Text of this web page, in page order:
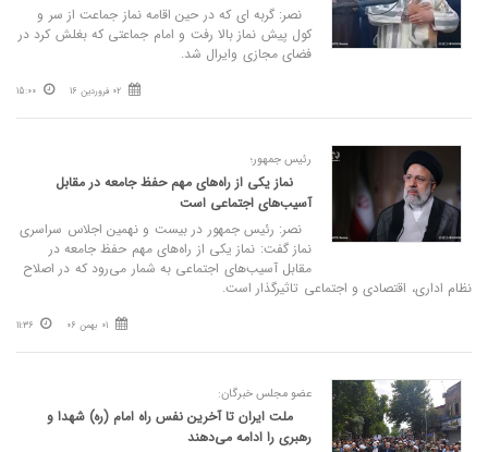
نصر: گربه ای که در حین اقامه نماز جماعت از سر و
کول پیش نماز بالا رفت و امام جماعتی که بغلش کرد در
فضای مجازی وایرال شد.
02 فروردین 16 15:00
رئیس جمهور؛
نماز یکی از راه‌های مهم حفظ جامعه در مقابل
آسیب‌های اجتماعی است
نصر: رئیس جمهور در بیست و نهمین اجلاس سراسری
نماز گفت: نماز یکی از راه‌های مهم حفظ جامعه در
مقابل آسیب‌های اجتماعی به شمار می‌رود که در اصلاح
نظام اداری، اقتصادی و اجتماعی تاثیرگذار است.
01 بهمن 06 11:36
عضو مجلس خبرگان:
ملت ایران تا آخرین نفس راه امام (ره) شهدا و
رهبری را ادامه می‌دهند